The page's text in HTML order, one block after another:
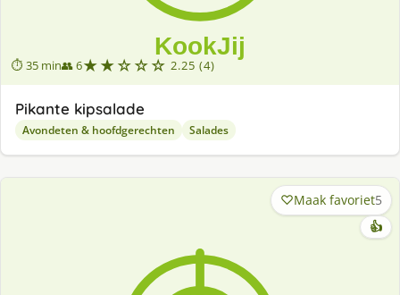
⏱ 35 min👥 6★★☆☆☆ 2.25 (4)
Pikante kipsalade
Avondeten & hoofdgerechten Salades
Maak favoriet5
👍